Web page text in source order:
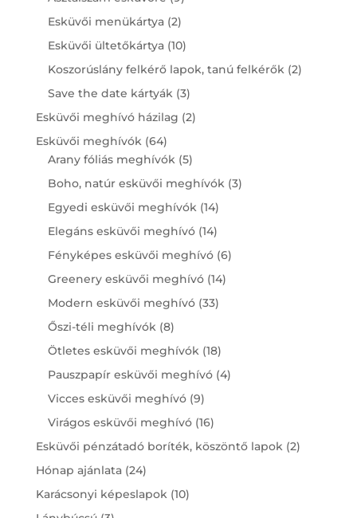
products
Esküvői menükártya 22
products
Esküvői ültetőkártya 1010
products
Koszorúslány felkérő lapok, tanú felkérők 22
Save the date kártyák 33
products
Esküvői meghívó házilag 22
Esküvői meghívók 6464
products
Arany fóliás meghívók 55
products
Boho, natúr esküvői meghívók 33
Egyedi esküvői meghívók 1414
products
Elegáns esküvői meghívó 1414
products
Fényképes esküvői meghívó 66
Greenery esküvői meghívó 1414
Modern esküvői meghívó 3333
Őszi-téli meghívók 88
products
Ötletes esküvői meghívók 1818
products
Pauszpapír esküvői meghívó 44
Vicces esküvői meghívó 99
products
Virágos esküvői meghívó 1616
products
Esküvői pénzátadó boríték, köszöntő lapok 22
Hónap ajánlata 2424
products
Karácsonyi képeslapok 1010